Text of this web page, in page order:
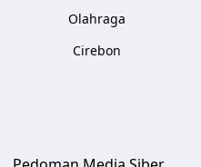
Olahraga
Cirebon